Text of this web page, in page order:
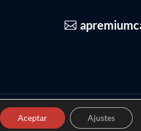
Aceptar Ajustes